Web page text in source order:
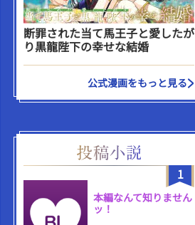
断罪された当て馬王子と愛したが
り黒龍陛下の幸せな結婚
公式漫画をもっと見る
1
本編なんて知りません
ッ！